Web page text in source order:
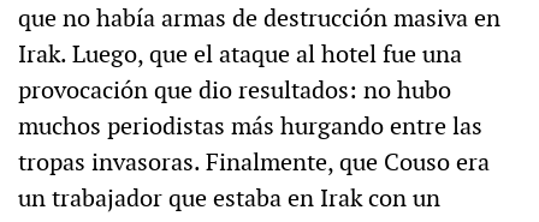
que no había armas de destrucción masiva en
Irak. Luego, que el ataque al hotel fue una
provocación que dio resultados: no hubo
muchos periodistas más hurgando entre las
tropas invasoras. Finalmente, que Couso era
un trabajador que estaba en Irak con un